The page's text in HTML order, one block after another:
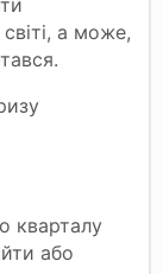
а може,
кварталу
або